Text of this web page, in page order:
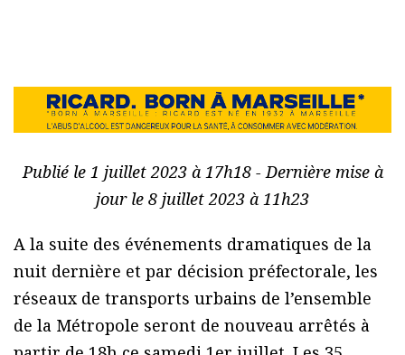
Publié le 1 juillet 2023 à 17h18 - Dernière mise à
jour le 8 juillet 2023 à 11h23
A la suite des événements dramatiques de la
nuit dernière et par décision préfectorale, les
réseaux de transports urbains de l’ensemble
de la Métropole seront de nouveau arrêtés à